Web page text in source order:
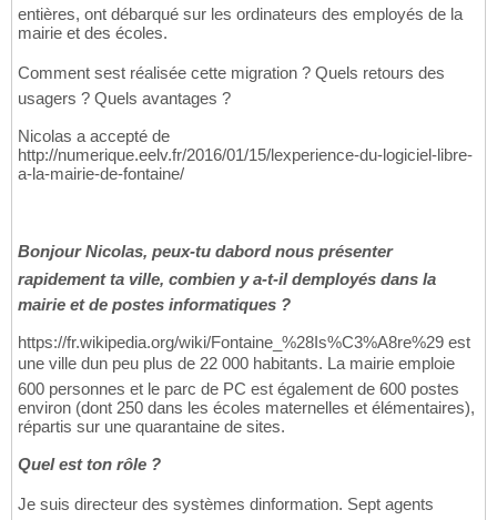
entières, ont débarqué sur les ordinateurs des employés de la
mairie et des écoles.
Comment sest réalisée cette migration ? Quels retours des
usagers ? Quels avantages ?
Nicolas a accepté de
http://numerique.eelv.fr/2016/01/15/lexperience-du-logiciel-libre-
a-la-mairie-de-fontaine/
Bonjour Nicolas, peux-tu dabord nous présenter
rapidement ta ville, combien y a-t-il demployés dans la
mairie et de postes informatiques ?
https://fr.wikipedia.org/wiki/Fontaine_%28Is%C3%A8re%29 est
une ville dun peu plus de 22 000 habitants. La mairie emploie
600 personnes et le parc de PC est également de 600 postes
environ (dont 250 dans les écoles maternelles et élémentaires),
répartis sur une quarantaine de sites.
Quel est ton rôle ?
Je suis directeur des systèmes dinformation. Sept agents